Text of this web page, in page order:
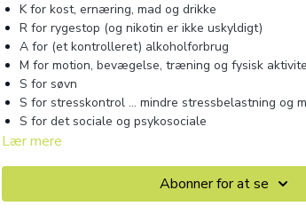
K for kost, ernæring, mad og drikke
R for rygestop (og nikotin er ikke uskyldigt)
A for (et kontrolleret) alkoholforbrug
M for motion, bevægelse, træning og fysisk
S for søvn
S for stresskontrol … mindre stressbelastning og
S for det sociale og psykosociale
Lær mere
Abonner for at se